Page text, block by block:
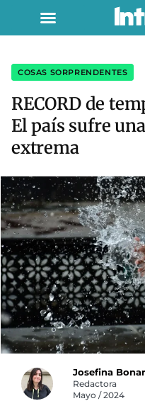
COSAS SORPRENDENTES
RECORD de
El país sufre
extrema
Josefina
Redactora
Mayo / 2024